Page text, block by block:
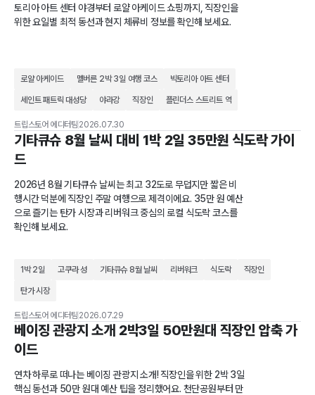
토리아 아트 센터 야경부터 로얄 아케이드 쇼핑까지, 직장인을
위한 요일별 최적 동선과 현지 체류비 정보를 확인해 보세요.
로얄 아케이드 멜버른 2박 3일 여행 코스 빅토리아 아트 센터
세인트 패트릭 대성당 야라강 직장인 플린더스 스트리트 역
트립스토어 에디터팀 2026.07.30
기타큐슈 8월 날씨 대비 1박 2일 35만원 식도락 가이
드
2026년 8월 기타큐슈 날씨는 최고 32도로 무덥지만 짧은 비
행시간 덕분에 직장인 주말 여행으로 제격이에요. 35만 원 예산
으로 즐기는 탄가 시장과 리버워크 중심의 로컬 식도락 코스를
확인해 보세요.
1박 2일 고쿠라 성 기타큐슈 8월 날씨 리버워크 식도락 직장인
탄가 시장
트립스토어 에디터팀 2026.07.29
베이징 관광지 소개 2박3일 50만원대 직장인 압축 가
이드
연차 하루로 떠나는 베이징 관광지 소개! 직장인을 위한 2박 3일
핵심 동선과 50만 원대 예산 팁을 정리했어요. 천단공원부터 만